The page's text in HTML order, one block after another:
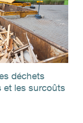
déchets
et les surcoûts